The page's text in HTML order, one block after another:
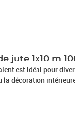
jute 1x10 m
est idéal pour
la décoration
table est écologique,
rustiques, de